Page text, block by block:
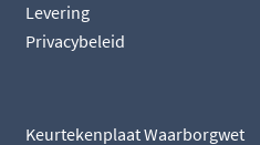
Levering
Privacybeleid
Keurtekenplaat Waarborgwet